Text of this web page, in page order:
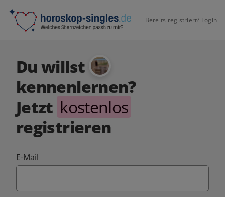
Bereits registriert? Login
Du willst
kennenlernen?
Jetzt kostenlos
registrieren
E-Mail